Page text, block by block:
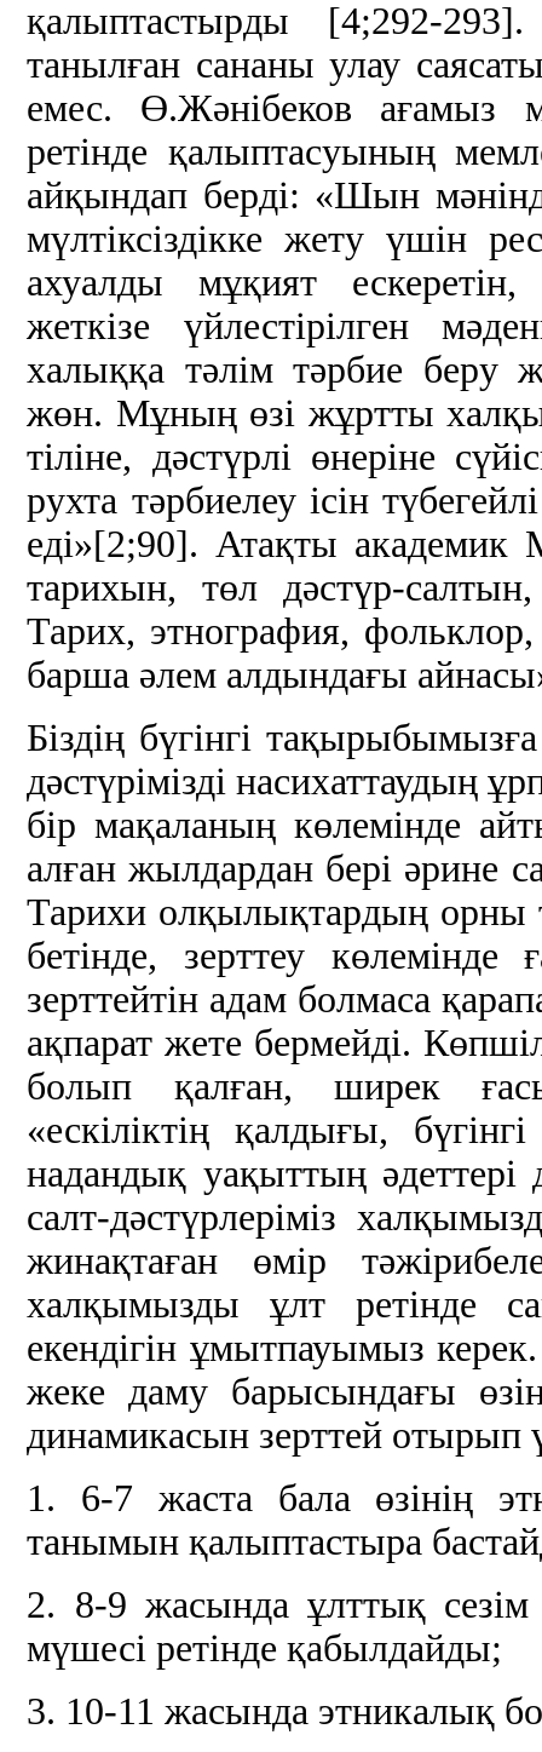
қалыптастырды [4;292-
танылған сананы улау
емес. Ө.Жәнібеков ағамыз
ретінде қалыптасуының
айқындап берді: «Шын
мүлтіксіздікке жету үшін
ахуалды мұқият
жеткізе үйлестірілген
халыққа тәлім тәрбие беру
жөн. Мұның өзі жұртты
тіліне, дәстүрлі өнеріне
рухта тәрбиелеу ісін
еді»[2;90]. Атақты
тарихын, төл дәстүр-салтын,
Тарих, этнография,
барша әлем алдындағы
Біздің бүгінгі
дәстүрімізді насихаттаудың
бір мақаланың көлемінде
алған жылдардан бері әрине
Тарихи олқылықтардың орны
бетінде, зерттеу
зерттейтін адам болмаса
ақпарат жете бермейді.
болып қалған, ширек
«ескіліктің қалдығы,
надандық уақыттың
салт-дәстүрлеріміз
жинақтаған өмір
халқымызды ұлт ретінде
екендігін ұмытпауымыз
жеке даму барысындағы
динамикасын зерттей отырып
1. 6-7 жаста бала өзінің
танымын қалыптастыра
2. 8-9 жасында ұлттық
мүшесі ретінде қабылдайды;
3. 10-11 жасында этникалық